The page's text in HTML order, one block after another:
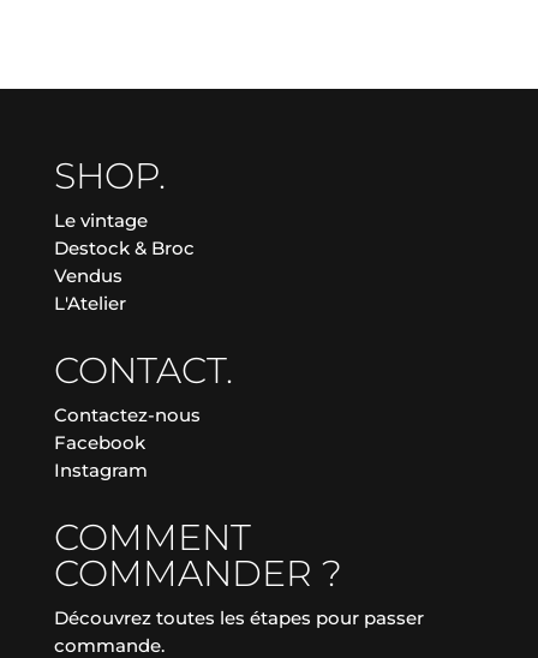
SHOP.
Le vintage
Destock & Broc
Vendus
L'Atelier
CONTACT.
Contactez-nous
Facebook
Instagram
COMMENT
COMMANDER ?
Découvrez toutes les étapes pour passer
commande.